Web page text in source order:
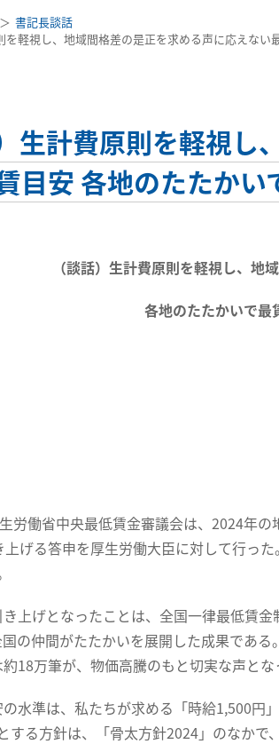
書記長談話
を軽視し、地域間格差の是正を求める声に応えな
生計費原則を軽視
目安 各地のたたか
（談話）生計費原則を軽視し、地
各地のたたかいで最
労働省中央最低賃金審議会は、2024年
げる答申を厚生労働大臣に対して行っ
上げとなったことは、全国一律最低賃
の仲間がたたかいを展開した成果であ
18万筆が、物価高騰のもと切実な声とな
水準は、私たちが求める「時給1,500円
する方針は、「骨太方針2024」のなか